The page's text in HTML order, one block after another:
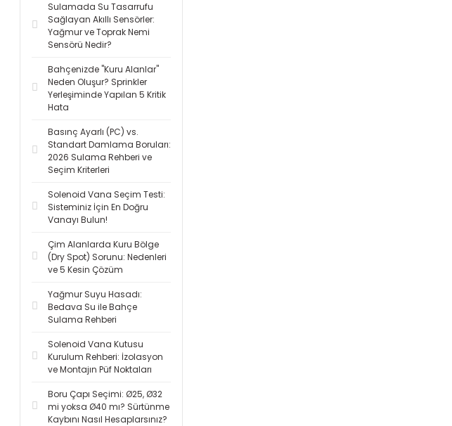
Sulamada Su Tasarrufu
Sağlayan Akıllı Sensörler:
Yağmur ve Toprak Nemi
Sensörü Nedir?
Bahçenizde "Kuru Alanlar"
Neden Oluşur? Sprinkler
Yerleşiminde Yapılan 5 Kritik
Hata
Basınç Ayarlı (PC) vs.
Standart Damlama Boruları:
2026 Sulama Rehberi ve
Seçim Kriterleri
Solenoid Vana Seçim Testi:
Sisteminiz İçin En Doğru
Vanayı Bulun!
Çim Alanlarda Kuru Bölge
(Dry Spot) Sorunu: Nedenleri
ve 5 Kesin Çözüm
Yağmur Suyu Hasadı:
Bedava Su ile Bahçe
Sulama Rehberi
Solenoid Vana Kutusu
Kurulum Rehberi: İzolasyon
ve Montajın Püf Noktaları
Boru Çapı Seçimi: Ø25, Ø32
mi yoksa Ø40 mı? Sürtünme
Kaybını Nasıl Hesaplarsınız?